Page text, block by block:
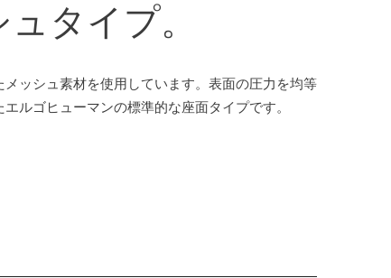
タイプ。
ッシュ素材を使用しています。表面の圧力を均等
ルゴヒューマンの標準的な座面タイプです。